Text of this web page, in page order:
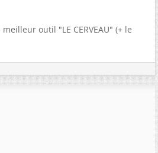
outil "LE CERVEAU" (+ le